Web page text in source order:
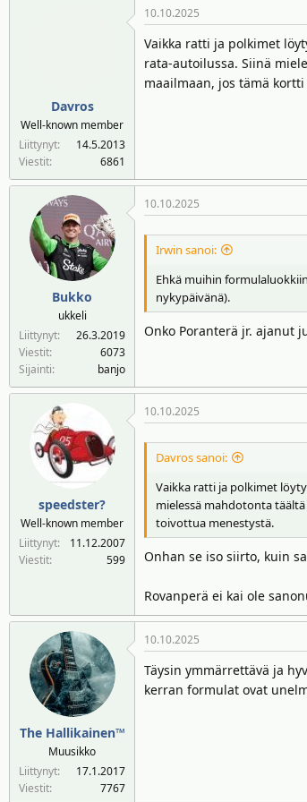
Davros
Well-known member
Liittynyt
14.5.2013
Viestit
6861
10.10.2025
Vaikka ratti ja polkimet
rata-autoilussa. Siinä
maailmaan, jos tämä
Bukko
ukkeli
Liittynyt
26.3.2019
Viestit
6073
Sijainti
banjo
10.10.2025
Irwin sanoi:
Ehkä muihin
nykypäivänä).
Onko Poranterä jr. ajanut
speedster?
Well-known member
Liittynyt
11.12.2007
Viestit
599
10.10.2025
Davros sanoi:
Vaikka ratti ja polkimet
mielessä mahdotonta
toivottua menestystä.
Onhan se iso siirto, kuin
Rovanperä ei kai ole
The Hallikainen™
Muusikko
Liittynyt
17.1.2017
Viestit
7767
10.10.2025
Täysin ymmärrettävä ja
kerran formulat ovat